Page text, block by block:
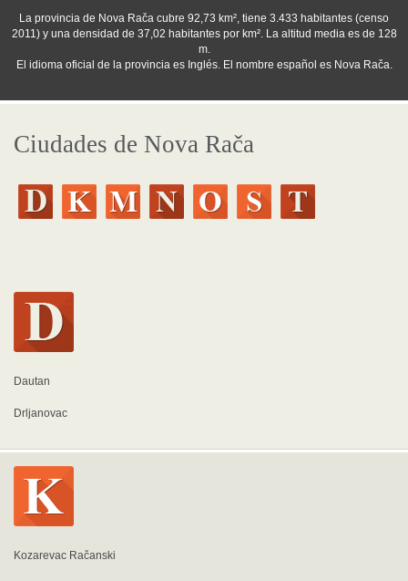
La provincia de Nova Rača cubre 92,73 km², tiene 3.433 habitantes (censo
2011) y una densidad de 37,02 habitantes por km². La altitud media es de 128
m.
El idioma oficial de la provincia es Inglés. El nombre español es Nova Rača.
Ciudades de Nova Rača
Dautan
Drljanovac
Kozarevac Račanski